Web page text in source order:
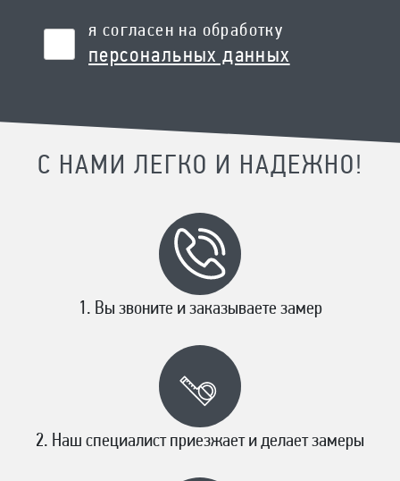
я согласен на обработку
персональных данных
С НАМИ ЛЕГКО И НАДЕЖНО!
Вы звоните и заказываете замер
Наш специалист приезжает и делает замеры